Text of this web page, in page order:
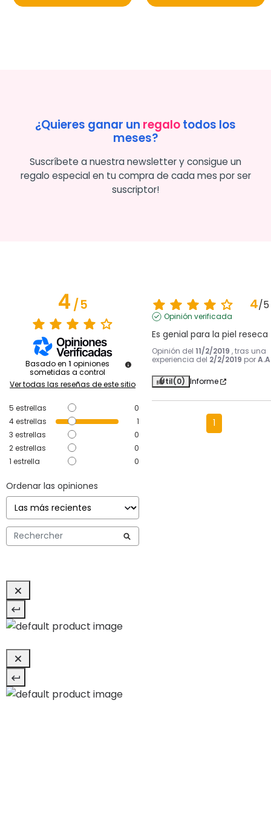
¿Quieres ganar un regalotodos los
meses?
Suscríbete a nuestra newsletter y consigue un
regalo especial en tu compra de cada mes por ser
suscriptor!
4/5
Basado en 1 opiniones
sometidas a control
Ver todas las reseñas de este sitio
5 estrellas
0
4estrellas
1
3 estrellas
0
2estrellas
0
1 estrella 0
Ordenar las opiniones
4/5
Opinión verificada
Es genial para la piel reseca
Opinión del 11/2/2019 , tras una
experiencia del 2/2/2019 por
Útil(0) Informe
1